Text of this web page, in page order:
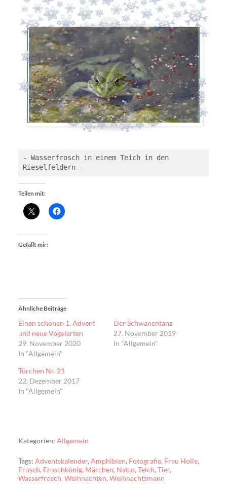
- Wasserfrosch in einem Teich in den
Rieselfeldern -
Teilen mit:
Gefällt mir:
Ähnliche Beiträge
Einen schönen 1. Advent
und neue Vogelarten
29. November 2020
In "Allgemein"
Der Schwanentanz
27. November 2019
In "Allgemein"
Türchen Nr. 21
22. Dezember 2017
In "Allgemein"
Kategorien: Allgemein
Tags: Adventskalender, Amphibien, Fotografie, Frau Holle,
Frosch, Froschkönig, Märchen, Natur, Teich, Tier,
Wasserfrosch, Weihnachten, Weihnachtsmann